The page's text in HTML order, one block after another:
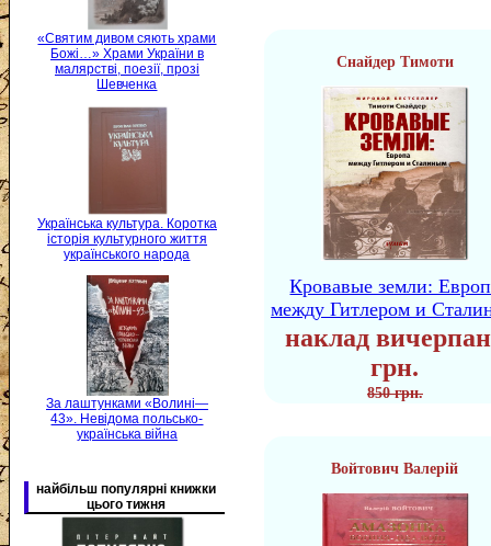
«Святим дивом сяють храми
Божі…» Храми України в
малярстві, поезії, прозі
Шевченка
Українська культура. Коротка
історія культурного життя
українського народа
За лаштунками «Волині—
43». Невідома польсько-
українська війна
найбільш популярні книжки
цього тижня
Снайдер Тимоти
Кровавые земли:
между Гитлером и
наклад
грн.
850 грн.
Войтович Валерій